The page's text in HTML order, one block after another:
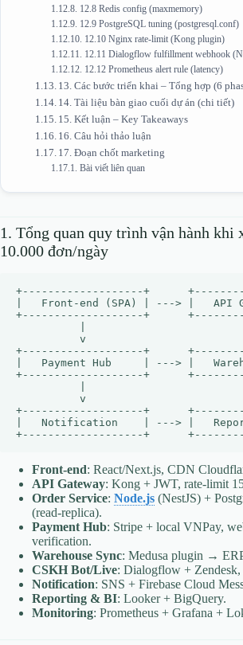
12.8 Redis config (maxmemory)
12.9 PostgreSQL tuning (postgresql.conf)
12.10 Nginx rate‑limit (Kong plugin)
12.11 Dialogflow fulfillment webhook
12.12 Prometheus alert rule (latency)
13. Các bước triển khai – Tổng hợp (6
14. Tài liệu bàn giao cuối dự án (chi tiết)
15. Kết luận – Key Takeaways
16. Câu hỏi thảo luận
17. Đoạn chốt marketing
Bài viết liên quan
1. Tổng quan quy trình vận hành khi
10.000 đơn/ngày
+-------------------+
|   Front‑end (SPA) | ---> |
+-------------------+
v
+-------------------+
|   Payment Hub     | ---> |
+-------------------+
v
+-------------------+
|   Notification    | ---> |
Front‑end: React/Next.js, CDN
API Gateway: Kong + JWT, rate‑limit
Order Service: Node.js (NestJS) +
(read‑replica).
Payment Hub: Stripe + local VNPay,
verification.
Warehouse Sync: Medusa plugin →
CSKH Bot/Live: Dialogflow + Zendesk,
Notification: SNS + Firebase Cloud
Reporting & BI: Looker + BigQuery.
Monitoring: Prometheus + Grafana +